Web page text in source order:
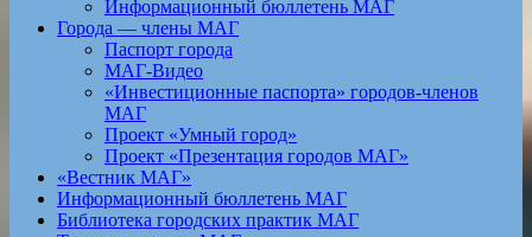
Информационный бюллетень МАГ
Города — члены МАГ
Паспорт города
МАГ-Видео
«Инвестиционные паспорта» городов-членов
МАГ
Проект «Умный город»
Проект «Презентация городов МАГ»
«Вестник МАГ»
Информационный бюллетень МАГ
Библиотека городских практик МАГ